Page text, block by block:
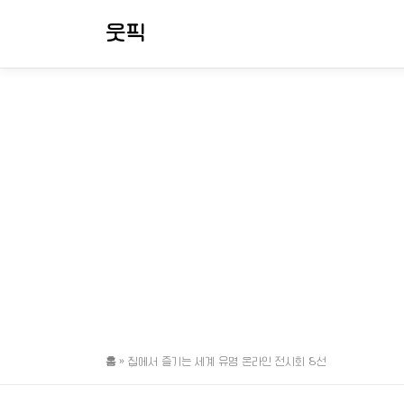
로
웃픽
홈» 집에서 즐기는 세계 유명 온라인 전시회 8선